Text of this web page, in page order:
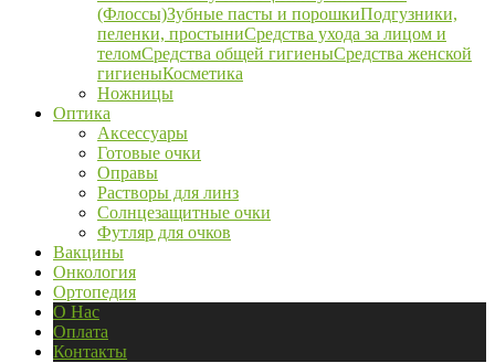
(Флоссы)Зубные пасты и порошкиПодгузники,
пеленки, простыниСредства ухода за лицом и
теломСредства общей гигиеныСредства женской
гигиеныКосметика
Ножницы
Оптика
Аксессуары
Готовые очки
Оправы
Растворы для линз
Солнцезащитные очки
Футляр для очков
Вакцины
Онкология
Ортопедия
О Нас
Оплата
Контакты